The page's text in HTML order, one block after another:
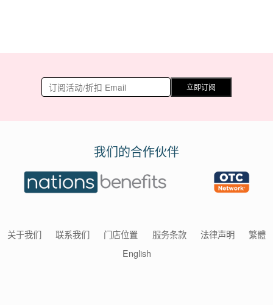
立即订阅
我们的合作伙伴
关于我们 联系我们 门店位置 服务条款 法律声明
繁體
English